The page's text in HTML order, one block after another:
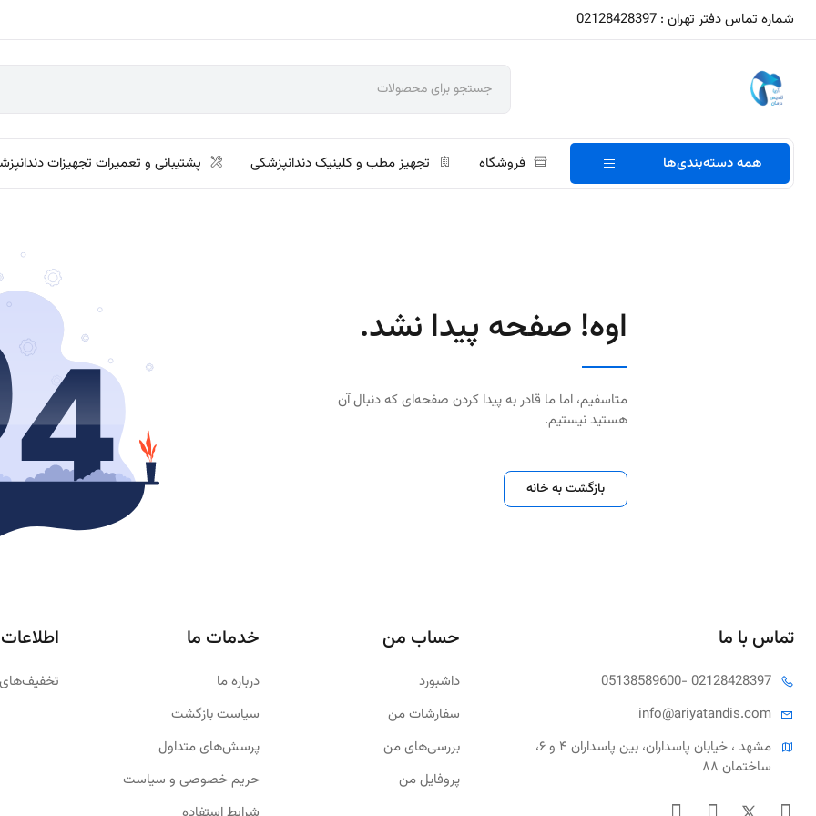
شماره تماس دفتر تهران : 02128428397
همه دسته‌بندی‌ها فروشگاه تجهیز مطب و کلینیک دندانپزشکی پشتیبانی و تعمیرات تجهیزات
اوه! صفحه پیدا نشد.
متاسفیم، اما ما قادر به پیدا کردن صفحه‌ای که دنبال آن
هستید نیستیم.
بازگشت به خانه
تماس با ما
05138589600- 02128428397
info@ariyatandis.com
ساختمان ۸۸
حساب من
داشبورد
سفارشات من
بررسی‌های من
پروفایل من
خدمات ما
درباره ما
سیاست بازگشت
پرسش‌های متداول
حریم خصوصی و سیاست
اطلاعات
تخفیف‌های